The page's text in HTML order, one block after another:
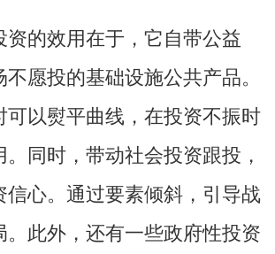
的效用在于，它自带公益
愿投的基础设施公共产品。
可以熨平曲线，在投资不振时
同时，带动社会投资跟投，
信心。通过要素倾斜，引导战
。此外，还有一些政府性投资